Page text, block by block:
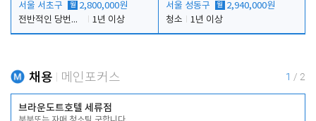
서울 서초구 월 2,800,000원
전반적인 당번업무
1년 이상
서울 성동구 월 2,940,000원
청소
1년 이상
채용 메인포커스 1 / 2
브라운도트호텔 세류점